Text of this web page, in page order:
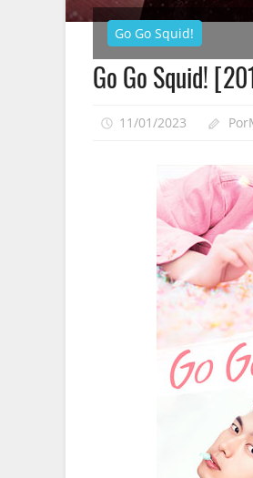
Go Go Squid!
Go Go Squid!
11/01/2023